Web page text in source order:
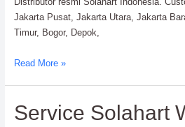
Jakarta Pusat, Jakarta Utara, Jakarta
Timur, Bogor, Depok,
Customer
PT.
Read More »
Service Solahart